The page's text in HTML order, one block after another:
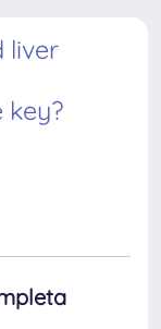
liver
key?